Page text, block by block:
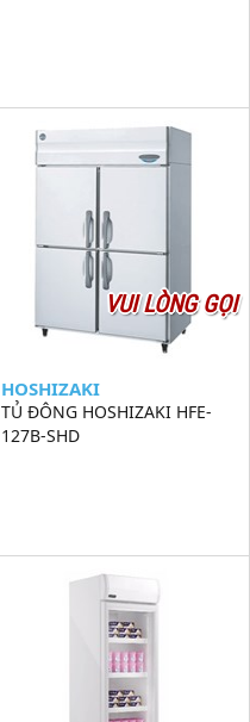
VUI LÒNG GỌI
HOSHIZAKI
TỦ ĐÔNG HOSHIZAKI HFE-
127B-SHD